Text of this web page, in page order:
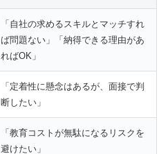
「自社の求めるスキルとマッチすれ
ば問題ない」「納得できる理由があ
ればOK」
「定着性に懸念はあるが、面接で判
断したい」
「教育コストが無駄になるリスクを
避けたい」